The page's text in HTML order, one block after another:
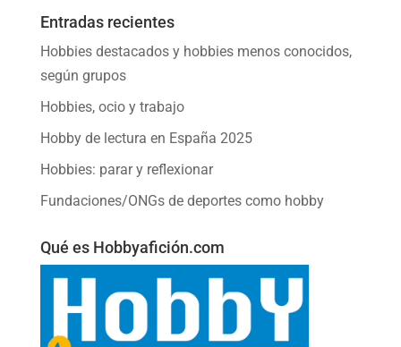
Entradas recientes
Hobbies destacados y hobbies menos conocidos,
según grupos
Hobbies, ocio y trabajo
Hobby de lectura en España 2025
Hobbies: parar y reflexionar
Fundaciones/ONGs de deportes como hobby
Qué es Hobbyafición.com